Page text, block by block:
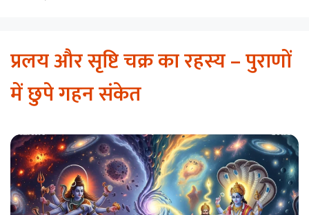
प्रलय और सृष्टि चक्र का रहस्य – पुराणों
में छुपे गहन संकेत